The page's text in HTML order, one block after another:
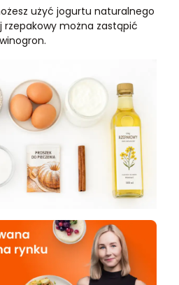
użyć jogurtu naturalnego
rzepakowy można zastąpić